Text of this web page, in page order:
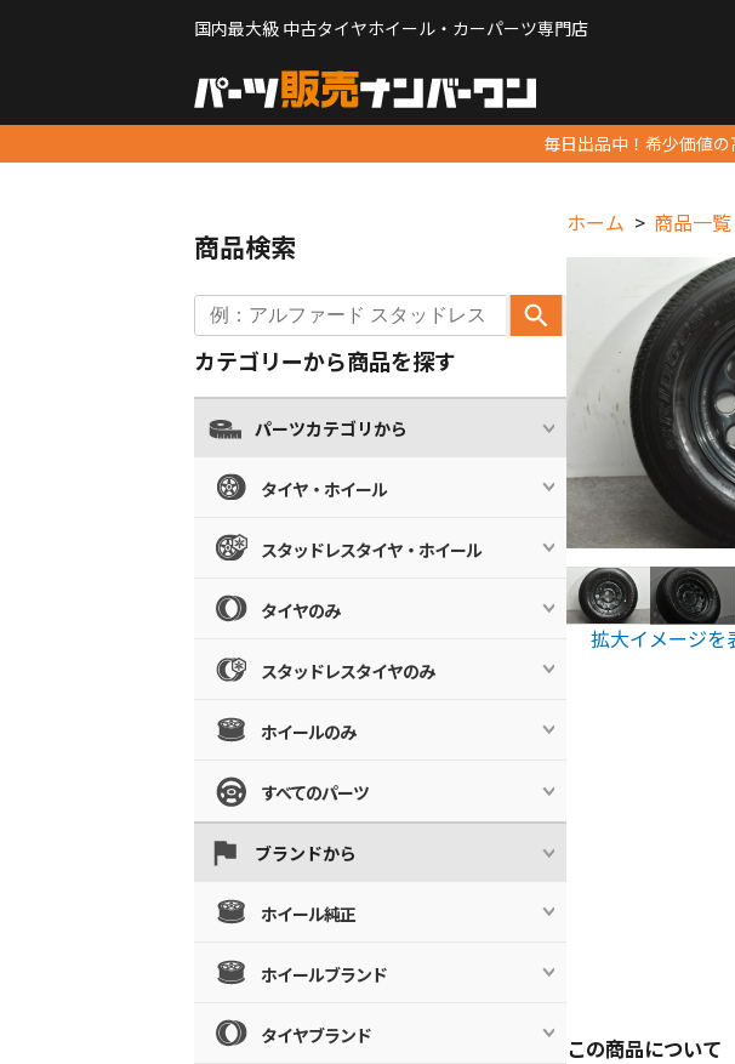
国内最大級 中古タイヤホイール・カーパーツ専門店
毎日出品中！希少価値
ホーム 商品一覧
拡大イメージを
この商品について
商品検索
カテゴリーから商品を探す
パーツカテゴリから
タイヤ・ホイール
スタッドレスタイヤ・ホイール
タイヤのみ
スタッドレスタイヤのみ
ホイールのみ
すべてのパーツ
ブランドから
ホイール純正
ホイールブランド
タイヤブランド